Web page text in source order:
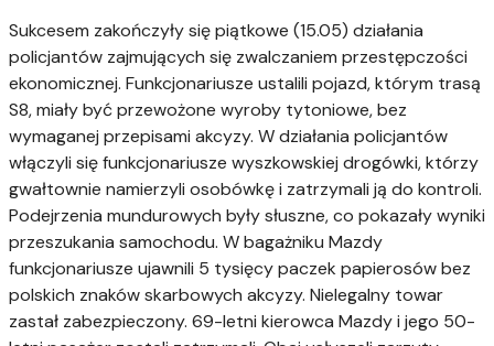
Sukcesem zakończyły się piątkowe (15.05) działania
policjantów zajmujących się zwalczaniem przestępczości
ekonomicznej. Funkcjonariusze ustalili pojazd, którym trasą
S8, miały być przewożone wyroby tytoniowe, bez
wymaganej przepisami akcyzy. W działania policjantów
włączyli się funkcjonariusze wyszkowskiej drogówki, którzy
gwałtownie namierzyli osobówkęi zatrzymali ją do kontroli.
Podejrzenia mundurowych były słuszne, co pokazały wyniki
przeszukania samochodu. W bagażniku Mazdy
funkcjonariusze ujawnili 5 tysięcy paczek papierosów bez
polskich znaków skarbowych akcyzy. Nielegalny towar
zastał zabezpieczony. 69-letni kierowca Mazdy i jego 50-